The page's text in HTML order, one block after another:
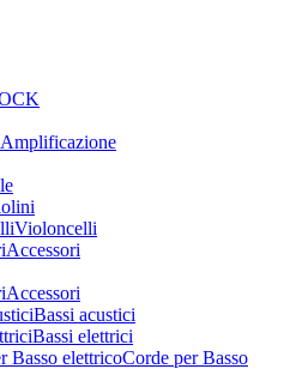
Amplificazione
Violoncelli
Accessori
Accessori
Bassi acustici
Bassi elettrici
Corde per Basso